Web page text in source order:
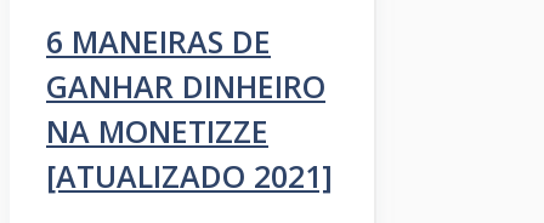
6 MANEIRAS DE
GANHAR DINHEIRO
NA MONETIZZE
[ATUALIZADO 2021]